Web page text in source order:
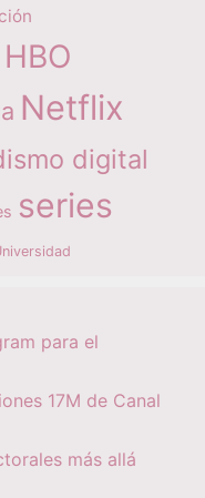
HBO
Netflix
digital
series
para el
17M de Canal
más allá